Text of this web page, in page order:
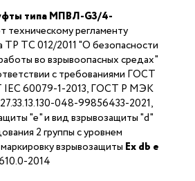
типа МПВЛ-G3/4-
техническому регламенту
ТР ТС 012/2011 "О безопасности
во взрывоопасных средах"
с требованиями ГОСТ
IEC 60079-1-2013, ГОСТ Р МЭК
048-99856433-2021,
"е" и вид взрывозащиты "d"
2 группы с уровнем
взрывозащиты Ех db е
2014